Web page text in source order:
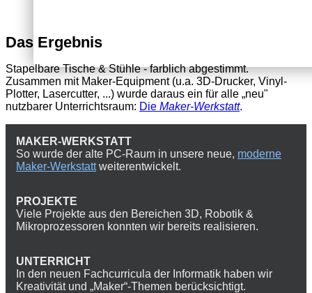
Das Ergebnis
Stapelbare Tische & Stühle - farblich abgestimmt.
Zusammen mit Maker-Equipment (u.a. 3D-Drucker, Vinyl-
Plotter, Lasercutter, ...) wurde daraus ein für alle „neu"
nutzbarer Unterrichtsraum: Die Maker-Werkstatt.
MAKER-WERKSTATT
So wurde der alte PC-Raum in unsere neue, moderne
Maker-Werkstattweiterentwickelt.
PROJEKTE
Viele Projekte aus den Bereichen 3D, Robotik &
Mikroprozessoren konnten wir bereits realisieren.
UNTERRICHT
In den neuen Fachcurricula der Informatik haben wir
Kreativität und „Maker“-Themen berücksichtigt.